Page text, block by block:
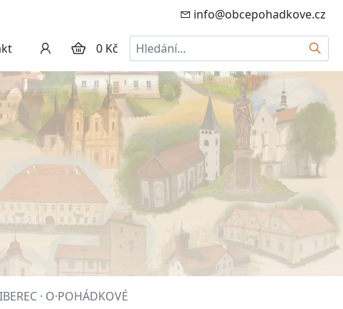
info@obcepohadkove.cz
0 Kč Hledat
· O·POHÁDKOVÉ